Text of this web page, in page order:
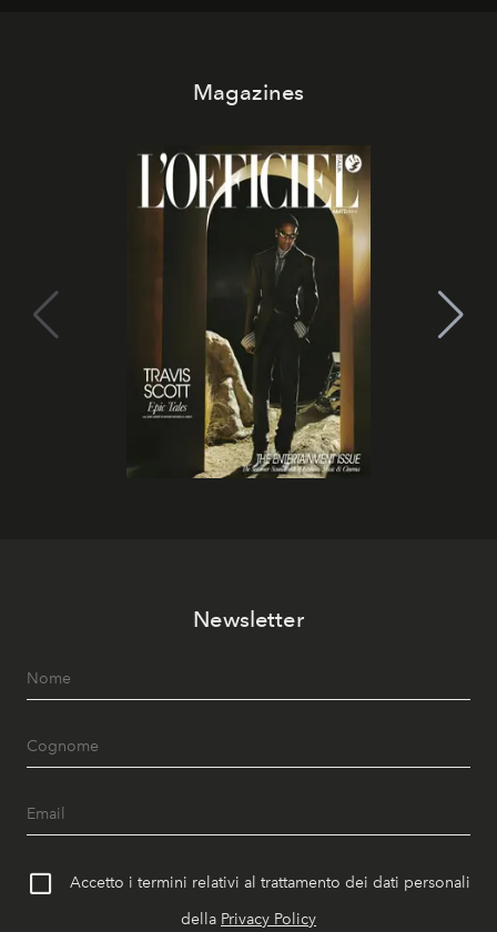
Magazines
Newsletter
Accetto i termini relativi al trattamento dei dati personali
della Privacy Policy